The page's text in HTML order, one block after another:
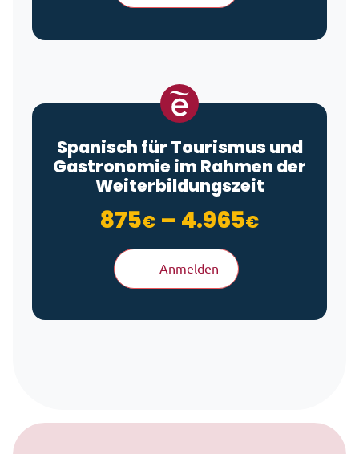
Spanisch für Tourismus und
Gastronomie im Rahmen der
Weiterbildungszeit
875€ – 4.965€
Anmelden
Zum Inhalt springen